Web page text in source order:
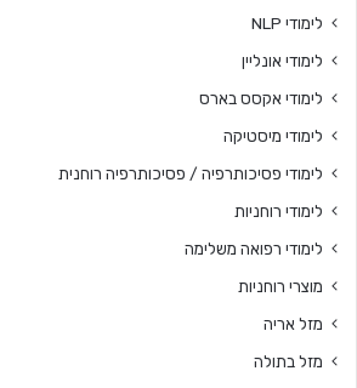
לימודי NLP
לימודי אונליין
לימודי אקסס בארס
לימודי מיסטיקה
לימודי פסיכותרפיה / פסיכותרפיה רוחנית
לימודי רוחניות
לימודי רפואה משלימה
מוצרי רוחניות
מזל אריה
מזל בתולה